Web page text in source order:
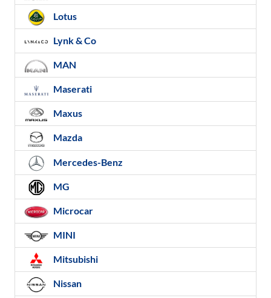
Lotus
Lynk & Co
MAN
Maserati
Maxus
Mazda
Mercedes-Benz
MG
Microcar
MINI
Mitsubishi
Nissan